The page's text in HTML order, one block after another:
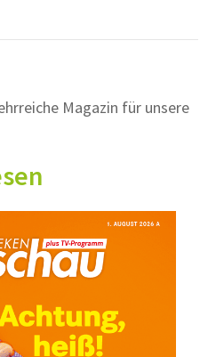
Magazin für unsere